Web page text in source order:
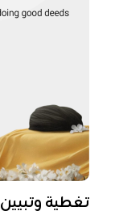
تغطية وتبيين